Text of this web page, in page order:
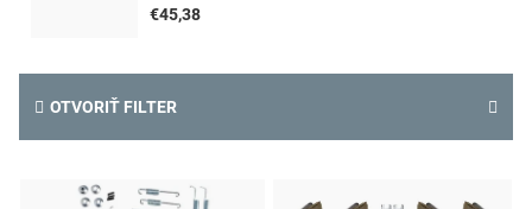
€45,38
OTVORIŤ FILTER